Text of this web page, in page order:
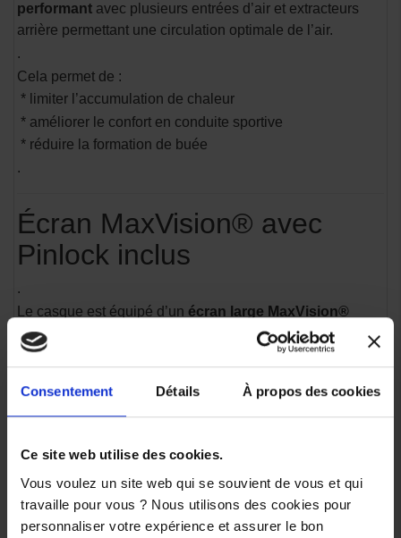
Consentement Détails À propos des cookies
Ce site web utilise des cookies.
Vous voulez un site web qui se souvient de vous et qui
travaille pour vous ? Nous utilisons des cookies pour
personnaliser votre expérience et assurer le bon
performant avec plusieurs entrées d’air et extracteurs
arrière permettant une circulation optimale de l’air.
.
Cela permet de :
* limiter l’accumulation de chaleur
* améliorer le confort en conduite sportive
* réduire la formation de buée
.
Écran MaxVision® avec
Pinlock inclus
.
Le casque est équipé d’un écran large MaxVision®
offrant un champ de vision élargi pour une meilleure
lecture de la route et de l’environnement.
Il comprend :
* Pinlock MaxVision anti-buée
* prédisposition tear-offpour une utilisation piste